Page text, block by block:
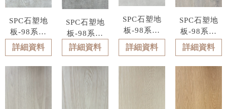
SPC石塑地
板-98系列
型號 : 9812
詳細資料
SPC石塑地
板-98系列
型號 : 9811
詳細資料
SPC石塑地
板-98系列
型號 : 9810
詳細資料
SPC石塑地
板-98系列
型號 : 9809
詳細資料